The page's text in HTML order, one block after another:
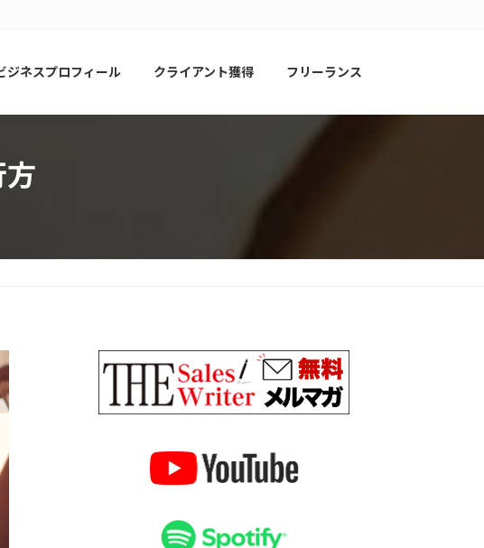
ジネスプロフィール クライアント獲得 フリーランス